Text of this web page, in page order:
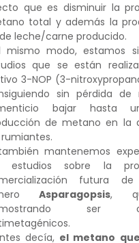
que es disminuir la
total y además la
leche/carne producido.
mismo modo, estamos
que se están
3-NOP (3-
sin pérdida de
bajar hasta
de metano en la
mantenemos
estudios sobre la
futura
Asparagopsis,
ser
decía, el metano